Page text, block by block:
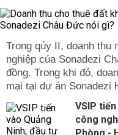
Trong qúy II, doanh thu
nghiệp của Sonadezi
đồng. Trong khi đó,
mại tại dự án Sonadezi
VSIP
công